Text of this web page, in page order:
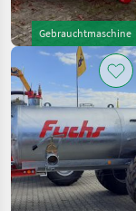
Gebrauchtmaschine